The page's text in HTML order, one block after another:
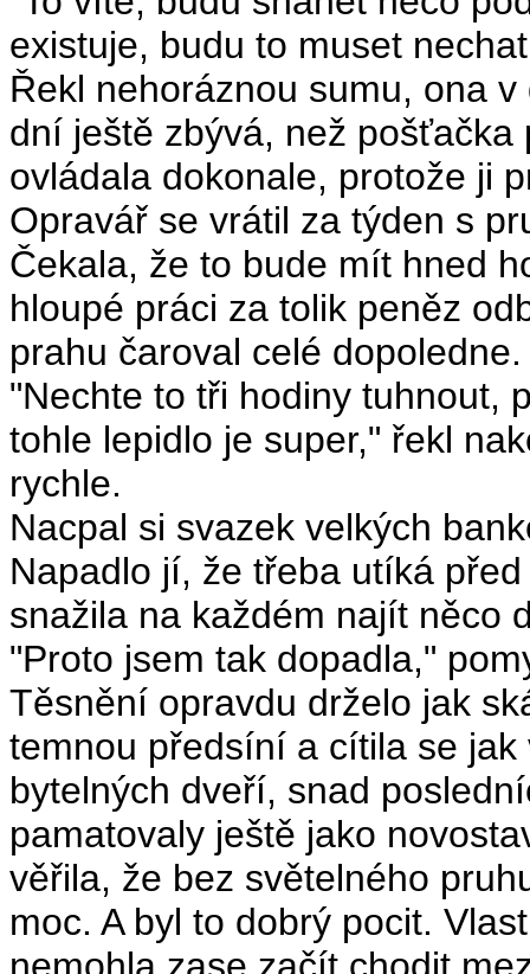
existuje, budu to muset
Řekl nehoráznou sumu, ona
dní ještě zbývá, než
ovládala dokonale, protože ji
Opravář se vrátil za týden s
Čekala, že to bude mít hned
hloupé práci za tolik peněz
prahu čaroval celé dopoledne.
"Nechte to tři hodiny tuhnout,
tohle lepidlo je super," řekl
rychle.
Nacpal si svazek velkých
Napadlo jí, že třeba utíká
snažila na každém najít něco
"Proto jsem tak dopadla,"
Těsnění opravdu drželo jak
temnou předsíní a cítila se
bytelných dveří, snad
pamatovaly ještě jako
věřila, že bez světelného
moc. A byl to dobrý pocit.